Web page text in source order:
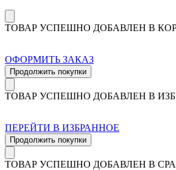
ТОВАР УСПЕШНО ДОБАВЛЕН В
ОФОРМИТЬ ЗАКАЗ
Продолжить покупки
ТОВАР УСПЕШНО ДОБАВЛЕН В
ПЕРЕЙТИ В ИЗБРАННОЕ
Продолжить покупки
ТОВАР УСПЕШНО ДОБАВЛЕН В